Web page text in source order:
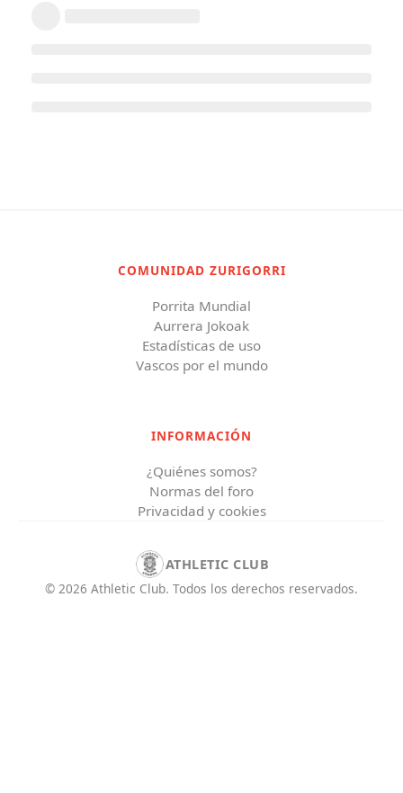
COMUNIDAD ZURIGORRI
Porrita Mundial
Aurrera Jokoak
Estadísticas de uso
Vascos por el mundo
INFORMACIÓN
¿Quiénes somos?
Normas del foro
Privacidad y cookies
ATHLETIC CLUB
© 2026 Athletic Club. Todos los derechos reservados.